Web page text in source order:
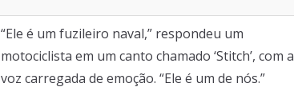
“Ele é um fuzileiro naval,” respondeu um
motociclista em um canto chamado ‘Stitch’, com a
voz carregada de emoção. “Ele é um de nós.”